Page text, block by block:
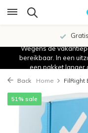
Wegens de
bereikbaar. In een
een pakket langer
Back Home FilRight
51% sale